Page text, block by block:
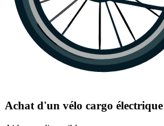
Achat d'un vélo cargo électrique